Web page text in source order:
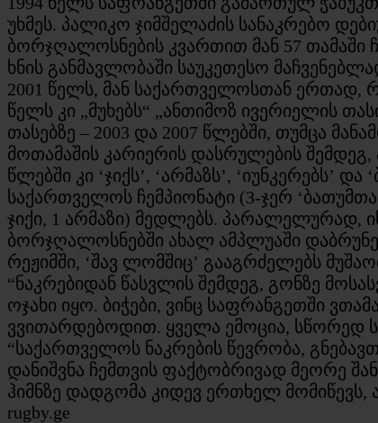
უხმეს. პალიკო ჯიმშელაძის სანაკრებო
ბორჯღალოსნების კვართით მან 57 თამაში
ხნის განმავლობაში საუკეთესო
2001 წელს, მან საქართველოსთან ერთად,
წელს კი „მუხებს“ „ანთიმოზ ივერიელის
თასებზე – 2003 და 2007 წლებში, თუმცა
მოთამაშის კარიერის დასრულების
წლებში კი ‘ჯიქს’, ‘არმაზს’, ‘იუნკერებს’
საქართველოს ჩემპიონატი (3-ჯერ
ჯიქი, 1 არმაზი) მედლებს. პარალელურად,
ბორჯღალოსნებში ახალ ამპლუაში
რეჟიმში, ‘შავ ლომშიც’ გააგრძელებს
“ნაკრებიდან წასვლის შემდეგ, გონზე
ოჯახი იყო. ბიჭები, ვინც საფრანგეთში
ვვითარდებოდით. ყველა ემოცია, სწორედ
“საქართველოს ნაკრების წევრობა,
დანიშვნა ჩემთვის ფაქტობრივად მეორე
ჰიმნზე დადგომა კიდევ ერთხელ მომიწევს,
rugby.ge